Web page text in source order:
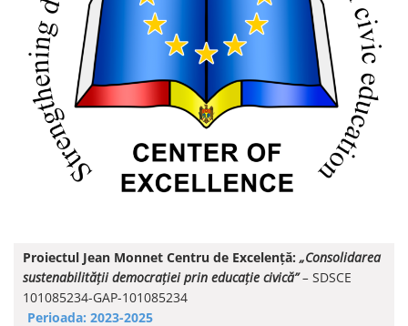
Proiectul Jean Monnet Centru de Excelență: „Consolidarea
sustenabilității democrației prin educație civică”– SDSCE
101085234-GAP-101085234
Perioada: 2023-2025